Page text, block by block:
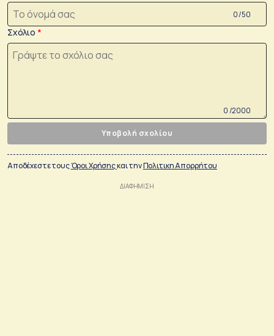
0 /50
Σχόλιο
0 /2000
Υποβολή σχολίου
Αποδέχεστε τουςΌροι Χρήσηςκαι τηνΠολιτικη Απορρήτου